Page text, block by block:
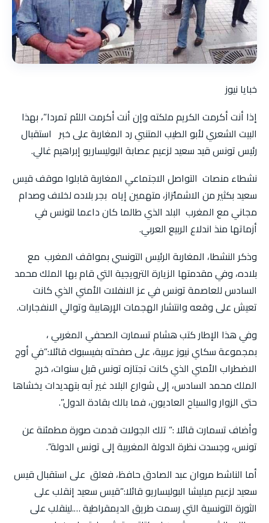
خبايا نيوز
إذا أنت أكرمت الكريم ملكته وإن أنت أكرمت اللئم تمردا”، بهذا
البيت الشعري لأبو الطيب المتنبي رد المغاربة على خبر استقبال
رئيس تونس قيد سعيد لزعيم عصابة البوليساريو إبراهيم غالي.
نشطاء منصات التواصل الاجتماعي المغاربة قابلوا موقف قيس
سعيد بكثير من الاشمئزاز، متهمين إياه بجر بلاده لخلاف وصدام
مجاني مع المغرب البلد الذي طالما كان داعما لتونس في
أزماتها منذ اندلاع الربيع العربي.
وذكر النشطا، المغاربة الرئيس التونسي بمواقف المغرب مع
بلاده، وفي مقدمتها الزيارة الترويجية التي قام بها الملك محمد
السادس للعاصمة تونس في عز الانفلات الأمني الذي كانت
تعيش على وقعه وانتشار الهجمات الإرهابية وتوالي الانفجارات.
وفي هذا الإطار كتب هشام تسمارت الصحفي المغربي ،
بمجموعة سكاي نيوز عربية، على صفحته بفيسبوك قائلا:”في أوج
الاضطراب الأمني الذي كانت تجتازه تونس قبل سنوات، خرج
الملك محمد السادس، إلى شوارع البلاد غير آبه بتهديدات يخشاها
حتى الزوار والسياح العاديون، فما بالك بقادة الدول”.
وأضاف تسمارت قائلا :” تلك الجولات قدمت صورة مطمئنة عن
تونس، وجسدت نظرة الدولة المغربية إلى تونس الدولة”.
أما الناشط مروان عبد الصادق حافظ، فعلق على استقبال قيس
سعيد لزعيم ميليشا البوليساريو قائلا:”قيس سعيد إنقلب على
الثورة التونسية التي رسمت طريق الديمقراطية ….لينقلب على